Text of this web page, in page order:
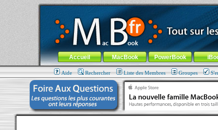
MacBook-fr.com : 100% Apple... 100% nomade !
Aller au contenu-Aller au menu général-Aller au menu de
Menu général
Accueil MacBook PowerBook
Aide Rechercher Liste des Membres Groupes